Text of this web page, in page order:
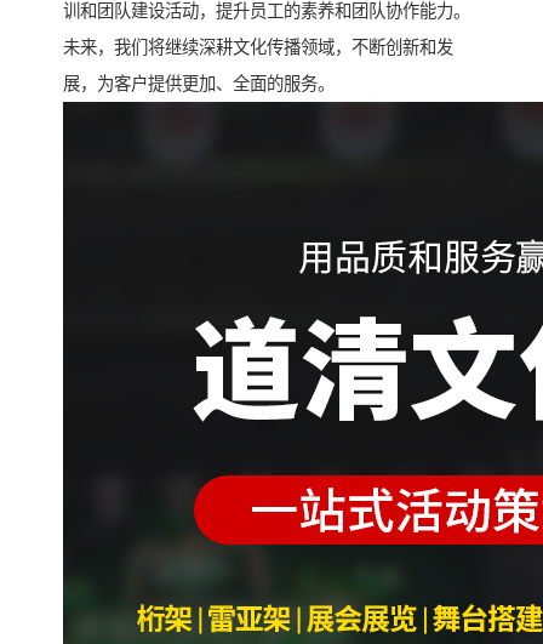
训和团队建设活动，提升员工的素养和团队协作能力。
未来，我们将继续深耕文化传播领域，不断创新和发
展，为客户提供更加、全面的服务。